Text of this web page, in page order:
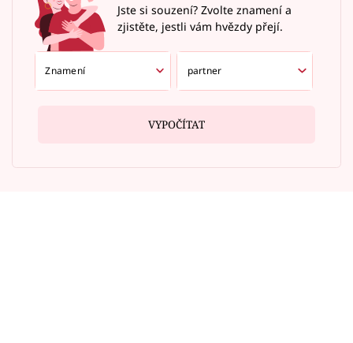
Jste si souzení? Zvolte znamení a
zjistěte, jestli vám hvězdy přejí.
VYPOČÍTAT